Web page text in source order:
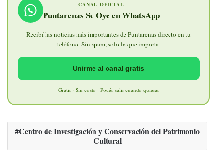
CANAL OFICIAL
Puntarenas Se Oye en WhatsApp
Recibí las noticias más importantes de Puntarenas directo en tu
teléfono. Sin spam, solo lo que importa.
Unirme al canal gratis
Gratis · Sin costo · Podés salir cuando quieras
Centro de Investigación y Conservación del Patrimonio
Cultural